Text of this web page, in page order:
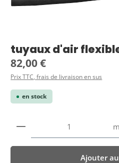
tuyaux d'air
Prix régulier :
82,00 €
Prix TTC, frais de livraison en sus
en stock
Quantité de produit : m
Ajouter